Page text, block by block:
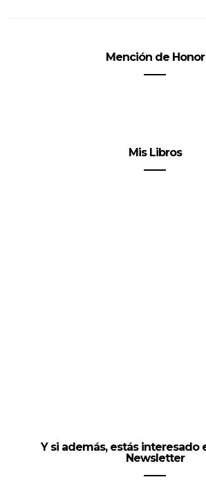
Mención de Honor
Mis Libros
Y si además, estás interesado
Newsletter